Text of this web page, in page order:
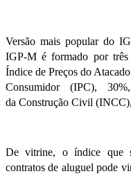
Versão mais popular do
IGP-M é formado por três
Índice de Preços do
Consumidor (IPC),
da Construção Civil
De vitrine, o índice que
contratos de aluguel pode